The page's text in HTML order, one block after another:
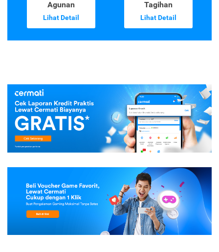
Agunan
Lihat Detail
Tagihan
Lihat Detail